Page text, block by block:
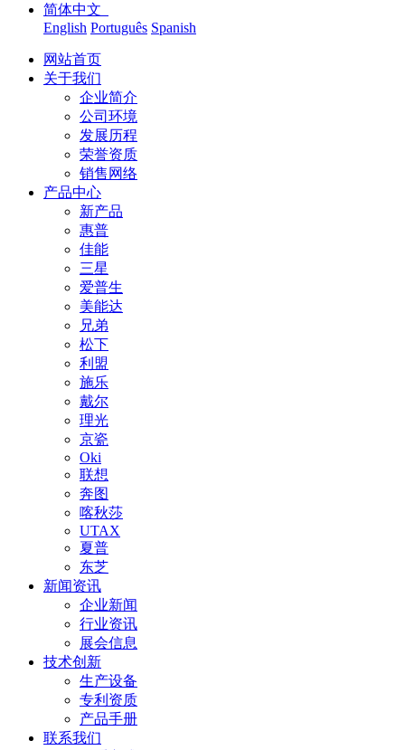
简体中文
English Português Spanish
网站首页
关于我们
企业简介
公司环境
发展历程
荣誉资质
销售网络
产品中心
新产品
惠普
佳能
三星
爱普生
美能达
兄弟
松下
利盟
施乐
戴尔
理光
京瓷
Oki
联想
奔图
喀秋莎
UTAX
夏普
东芝
新闻资讯
企业新闻
行业资讯
展会信息
技术创新
生产设备
专利资质
产品手册
联系我们